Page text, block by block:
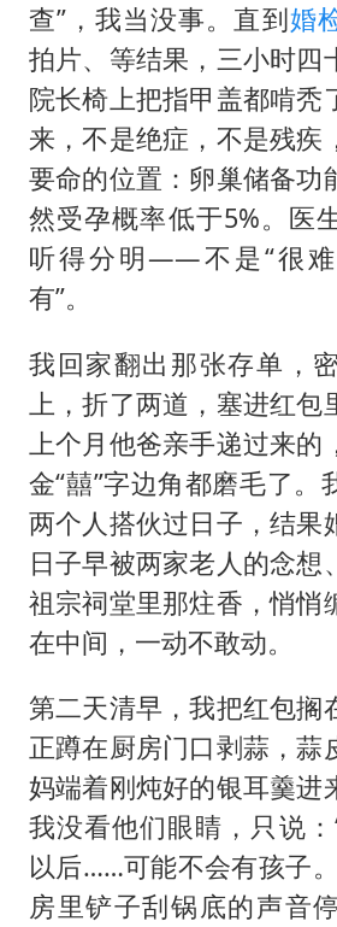
查”，我当没事。直到婚
拍片、等结果，三小时四
院长椅上把指甲盖都啃秃
来，不是绝症，不是残疾
要命的位置：卵巢储备功
然受孕概率低于5%。医
听得分明——不是“很难
有”。
我回家翻出那张存单，
上，折了两道，塞进红包
上个月他爸亲手递过来的
金“囍”字边角都磨毛了。
两个人搭伙过日子，结果
日子早被两家老人的念想
祖宗祠堂里那炷香，悄悄
在中间，一动不敢动。
第二天清早，我把红包搁
正蹲在厨房门口剥蒜，蒜
妈端着刚炖好的银耳羹进
我没看他们眼睛，只说：
以后……可能不会有孩子
房里铲子刮锅底的声音